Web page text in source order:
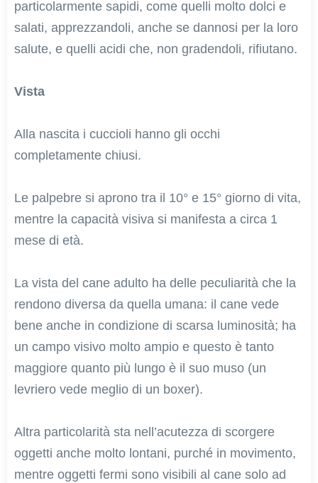
particolarmente sapidi, come quelli molto dolci e
salati, apprezzandoli, anche se dannosi per la loro
salute, e quelli acidi che, non gradendoli, rifiutano.
Vista
Alla nascita i cuccioli hanno gli occhi
completamente chiusi.
Le palpebre si aprono tra il 10° e 15° giorno di vita,
mentre la capacità visiva si manifesta a circa 1
mese di età.
La vista del cane adulto ha delle peculiarità che la
rendono diversa da quella umana: il cane vede
bene anche in condizione di scarsa luminosità; ha
un campo visivo molto ampio e questo è tanto
maggiore quanto più lungo è il suo muso (un
levriero vede meglio di un boxer).
Altra particolarità sta nell’acutezza di scorgere
oggetti anche molto lontani, purché in movimento,
mentre oggetti fermi sono visibili al cane solo ad